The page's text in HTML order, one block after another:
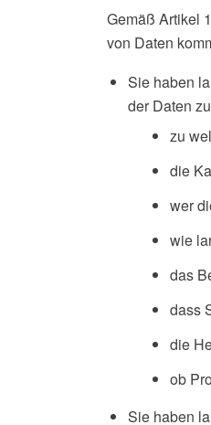
Gemäß Artikel
von Daten
Sie haben
der Daten
zu
die
wer
wie
das
dass
die
ob
Sie haben